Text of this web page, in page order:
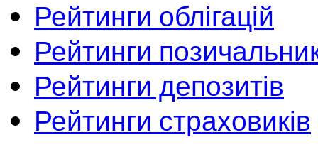
Рейтинги облігацій
Рейтинги
Рейтинги депозитів
Рейтинги страховиків